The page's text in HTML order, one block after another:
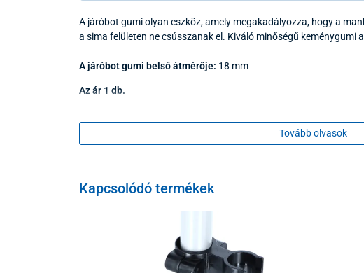
A járóbot gumi olyan eszköz, amely megakadályozza, hogy a
a sima felületen ne csússzanak el. Kiváló minőségű keménygumi
A járóbot gumi belső átmérője: 18 mm
Az ár 1 db.
Tovább olvasok
Kapcsolódó termékek